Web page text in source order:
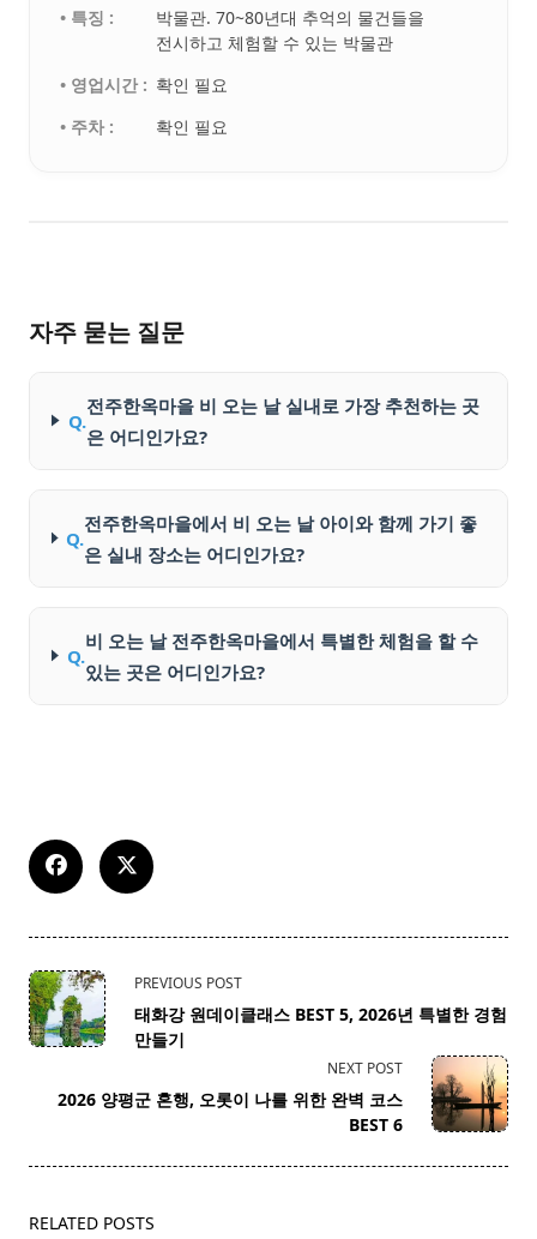
• 특징 :
박물관. 70~80년대 추억의 물건들을
전시하고 체험할 수 있는 박물관
• 영업시간 : 확인 필요
• 주차 :
확인 필요
자주 묻는 질문
Q.
전주한옥마을 비 오는 날 실내로 가장 추천하는 곳
은 어디인가요?
Q.
전주한옥마을에서 비 오는 날 아이와 함께 가기 좋
은 실내 장소는 어디인가요?
Q.
비 오는 날 전주한옥마을에서 특별한 체험을 할 수
있는 곳은 어디인가요?
<span
class="nav-
subtitle
reader-
PREVIOUS POST
태화강 원데이클래스 BEST 5, 2026년 특별한 경험
만들기
NEXT POST
2026 양평군 혼행, 오롯이 나를 위한 완벽 코스
BEST 6
RELATED POSTS